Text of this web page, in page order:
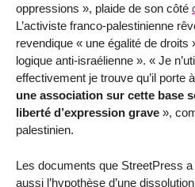
oppressions », plaide de son côté
L’activiste franco-palestinienne
revendique « une égalité de droits
logique anti-israélienne ». « Je
effectivement je trouve qu’il porte
une association sur cette base
liberté d’expression grave »,
palestinien.
Les documents que StreetPress
aussi l’hypothèse d’une